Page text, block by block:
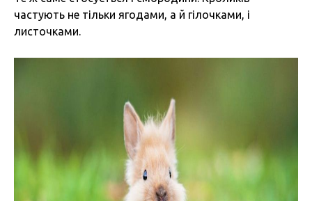
частують не тільки ягодами, а й гілочками, і
листочками.